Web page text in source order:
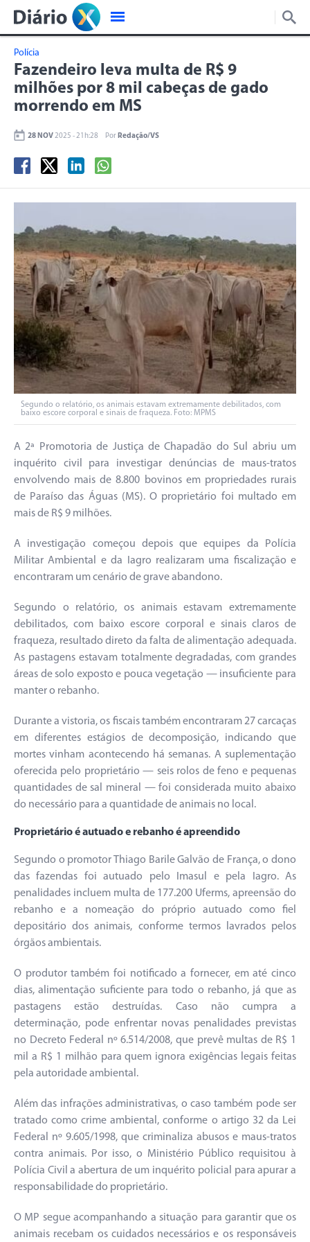
Polícia
Fazendeiro leva multa de R$ 9
milhões por 8 mil cabeças de gado
morrendo em MS
28 NOV2025 - 21h:28 Por Redação/VS
Segundo o relatório, os animais estavam extremamente debilitados, com
baixo escore corporal e sinais de fraqueza. Foto: MPMS
A 2ª Promotoria de Justiça de Chapadão do Sul abriu um
inquérito civil para investigar denúncias de maus-tratos
envolvendo mais de 8.800 bovinos em propriedades rurais
de Paraíso das Águas (MS). O proprietário foi multado em
mais de R$ 9 milhões.
A investigação começou depois que equipes da Polícia
Militar Ambiental e da Iagro realizaram uma fiscalização e
encontraram um cenário de grave abandono.
Segundo o relatório, os animais estavam extremamente
debilitados, com baixo escore corporal e sinais claros de
fraqueza, resultado direto da falta de alimentação adequada.
As pastagens estavam totalmente degradadas, com grandes
áreas de solo exposto e pouca vegetação — insuficiente para
manter o rebanho.
Durante a vistoria, os fiscais também encontraram 27 carcaças
em diferentes estágios de decomposição, indicando que
mortes vinham acontecendo há semanas. A suplementação
oferecida pelo proprietário — seis rolos de feno e pequenas
quantidades de sal mineral — foi considerada muito abaixo
do necessário para a quantidade de animais no local.
Proprietário é autuado e rebanho é apreendido
Segundo o promotor Thiago Barile Galvão de França, o dono
das fazendas foi autuado pelo Imasul e pela Iagro. As
penalidades incluem multa de 177.200 Uferms, apreensão do
rebanho e a nomeação do próprio autuado como fiel
depositário dos animais, conforme termos lavrados pelos
órgãos ambientais.
O produtor também foi notificado a fornecer, em até cinco
dias, alimentação suficiente para todo o rebanho, já que as
pastagens estão destruídas. Caso não cumpra a
determinação, pode enfrentar novas penalidades previstas
no Decreto Federal nº 6.514/2008, que prevê multas de R$ 1
mil a R$ 1 milhão para quem ignora exigências legais feitas
pela autoridade ambiental.
Além das infrações administrativas, o caso também pode ser
tratado como crime ambiental, conforme o artigo 32 da Lei
Federal nº 9.605/1998, que criminaliza abusos e maus-tratos
contra animais. Por isso, o Ministério Público requisitou à
Polícia Civil a abertura de um inquérito policial para apurar a
responsabilidade do proprietário.
O MP segue acompanhando a situação para garantir que os
animais recebam os cuidados necessários e os responsáveis